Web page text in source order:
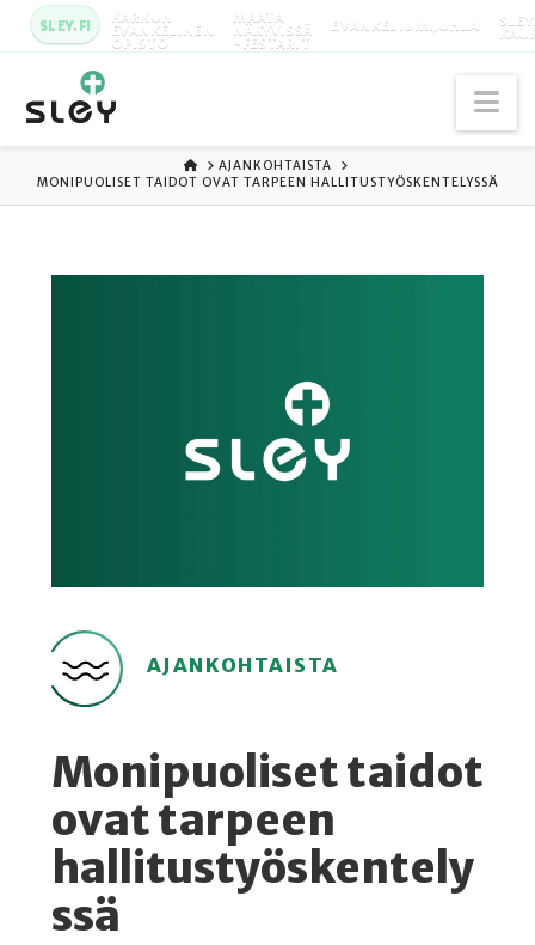
SLEY.FI KARKUN
EVANKELINEN
OPISTO
MAATA
NÄKYVISSÄ
-FESTARIT
EVANKELIUMIJUHLA
ETUSIVU
AJANKOHTAISTA
MONIPUOLISET TAIDOT OVAT TARPEEN HALLITUSTYÖSKENTELYSSÄ
AJANKOHTAISTA
Monipuoliset taidot
ovat tarpeen
hallitustyöskentely
ssä